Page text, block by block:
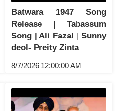
Batwara 1947 Song
Release | Tabassum
Song | Ali Fazal | Sunny
deol- Preity Zinta
8/7/2026 12:00:00 AM